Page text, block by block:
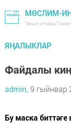
МӨСЛИМ-
"Авыл утлары"
ЯҢАЛЫКЛАР
Файдалы
admin, 9 гыйнвар
Бу маска